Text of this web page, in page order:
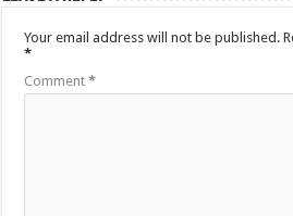
Your email address will not be published.
*
Comment*